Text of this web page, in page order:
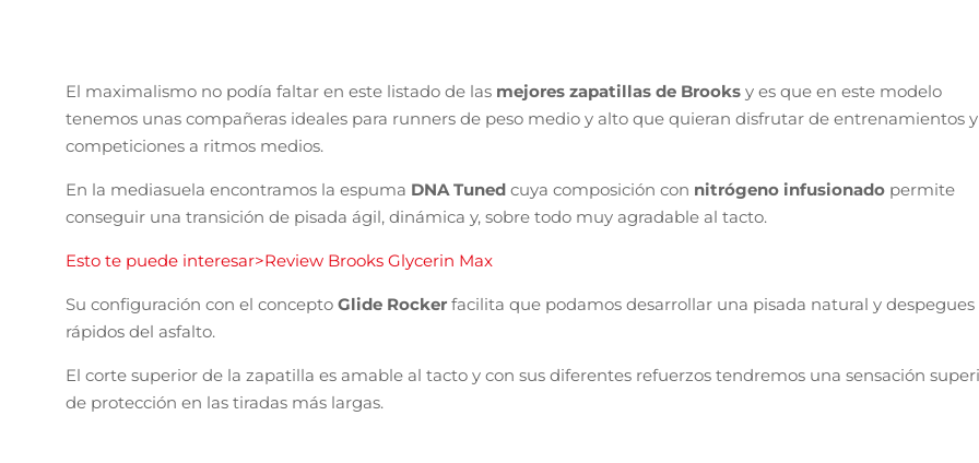
El maximalismo no podía faltar en este listado de las mejores zapatillas de Brooks y es que en este modelo
tenemos unas compañeras ideales para runners de peso medio y alto que quieran disfrutar de entrenamientos y
competiciones a ritmos medios.
En la mediasuela encontramos la espuma DNA Tuned cuya composición con nitrógeno infusionado permite
conseguir una transición de pisada ágil, dinámica y, sobre todo muy agradable al tacto.
Esto te puede interesar>Review Brooks Glycerin Max
Su configuración con el concepto Glide Rocker facilita que podamos desarrollar una pisada natural y despegues
rápidos del asfalto.
El corte superior de la zapatilla es amable al tacto y con sus diferentes refuerzos tendremos una sensación
de protección en las tiradas más largas.